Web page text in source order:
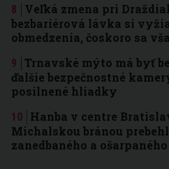
Veľká zmena pri
bezbariérová lávka si
obmedzenia, čoskoro sa
Trnavské mýto má byť
ďalšie bezpečnostné
posilnené hliadky
Hanba v centre
Michalskou bránou
zanedbaného a